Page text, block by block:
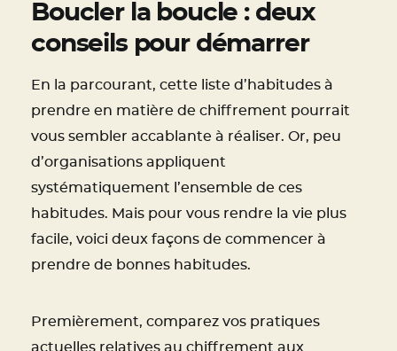
Boucler la boucle : deux
conseils pour démarrer
En la parcourant, cette liste d’habitudes à
prendre en matière de chiffrement pourrait
vous sembler accablante à réaliser. Or, peu
d’organisations appliquent
systématiquement l’ensemble de ces
habitudes. Mais pour vous rendre la vie plus
facile, voici deux façons de commencer à
prendre de bonnes habitudes.
Premièrement, comparez vos pratiques
actuelles relatives au chiffrement aux